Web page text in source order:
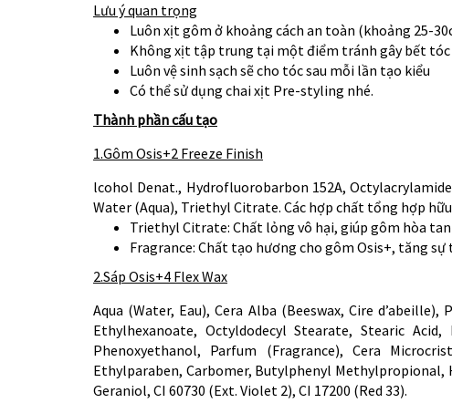
Lưu ý quan trọng
Luôn xịt gôm ở khoảng cách an toàn (khoảng 25-
Không xịt tập trung tại một điểm tránh gây bết tóc
Luôn vệ sinh sạch sẽ cho tóc sau mỗi lần tạo kiểu
Có thể sử dụng chai xịt Pre-styling nhé.
Thành phần cấu tạo
1.Gôm Osis+2 Freeze Finish
lcohol Denat., Hydrofluorobarbon 152A,
Water (Aqua), Triethyl Citrate. Các hợp chất tổng hợp
Triethyl Citrate: Chất lỏng vô hại, giúp gôm hòa
Fragrance: Chất tạo hương cho gôm Osis+, tăng
2.Sáp Osis+4 Flex Wax
Aqua (Water, Eau), Cera Alba (Beeswax, Cire
Ethylhexanoate, Octyldodecyl Stearate, Stearic
Phenoxyethanol, Parfum (Fragrance), Cera
Ethylparaben, Carbomer, Butylphenyl
Geraniol, CI 60730 (Ext. Violet 2), CI 17200 (Red 33).